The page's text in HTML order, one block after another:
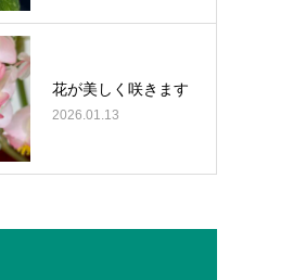
花が美しく咲きます
2026.01.13